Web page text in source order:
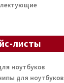
листы
ноутбуков
для ноутбуков